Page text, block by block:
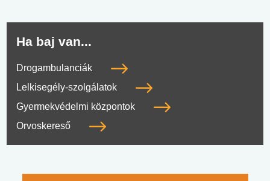
Ha baj van...
Drogambulanciák
Lelkisegély-szolgálatok
Gyermekvédelmi központok
Orvoskereső